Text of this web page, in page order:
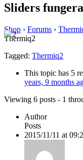
Sliders
Shop › Forums ›
Thermiq2
Tagged: Thermiq2
This topic has 5
years, 9 months
Viewing 6 posts - 1
Author
Posts
2015/11/11 at